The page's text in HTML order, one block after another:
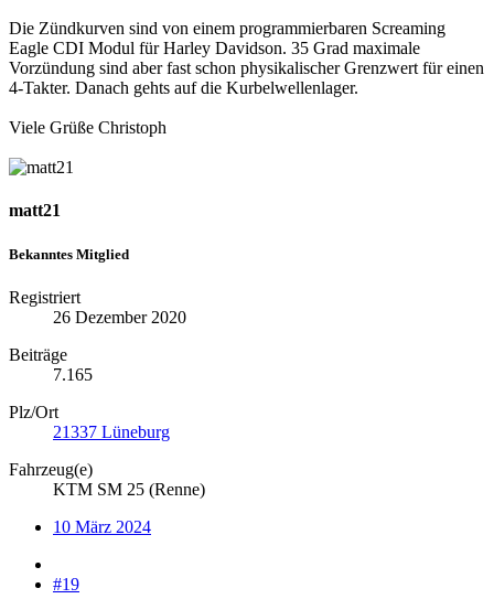
Die Zündkurven sind von einem programmierbaren Screaming
Eagle CDI Modul für Harley Davidson. 35 Grad maximale
Vorzündung sind aber fast schon physikalischer Grenzwert für einen
4-Takter. Danach gehts auf die Kurbelwellenlager.
Viele Grüße Christoph
matt21
Bekanntes Mitglied
Registriert
26 Dezember 2020
Beiträge
7.165
Plz/Ort
21337 Lüneburg
Fahrzeug(e)
KTM SM 25 (Renne)
10 März 2024
#19